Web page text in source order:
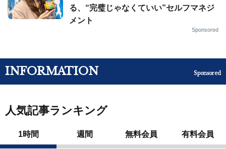
る、“完璧じゃなくていい”セルフマネジ
メント
Sponsored
INFORMATION Sponsored
人気記事ランキング
1時間 週間 無料会員 有料会員